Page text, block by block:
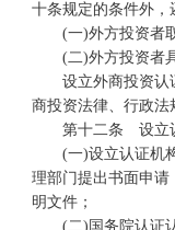
十条规定的条件外，
(一)外方投资者取
(二)外方投资者具
设立外商投资认证
商投资法律、行政法
第十二条 设立认
(一)设立认证机构
理部门提出书面申请
明文件；
(二)国务院认证认